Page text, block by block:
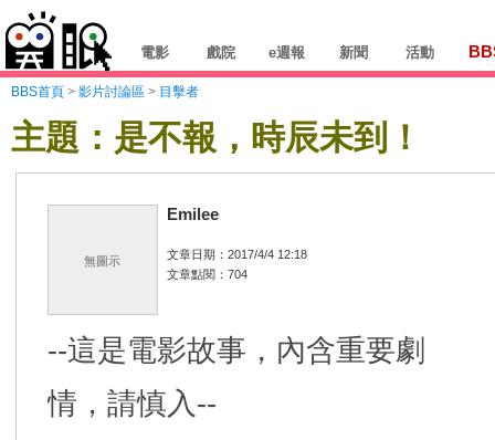
電影 戲院 e週報 新聞 活動
BBS首頁 > 影片討論區 > 目擊者
主題：是不報，時辰未到！
無圖示
Emilee
文章日期：2017/4/4 12:18
文章點閱：704
--這是電影故事，內含重要劇
情，請慎入--